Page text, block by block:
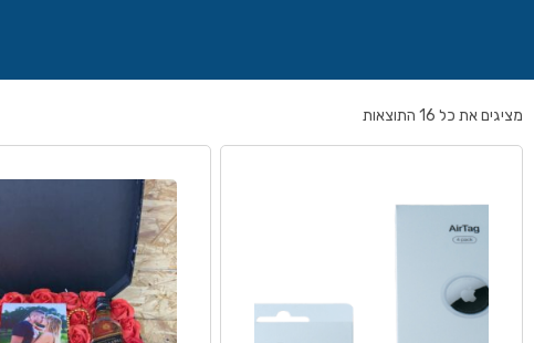
מציגים את כל ⁦16⁩ התוצאות